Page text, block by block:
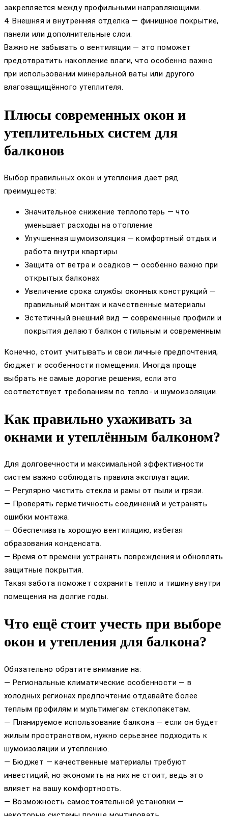
закрепляется между профильными направляющими.
4. Внешняя и внутренняя отделка — финишное покрытие,
панели или дополнительные слои.
Важно не забывать о вентиляции — это поможет
предотвратить накопление влаги, что особенно важно
при использовании минеральной ваты или другого
влагозащищённого утеплителя.
Плюсы современных окон и
утеплительных систем для
балконов
Выбор правильных окон и утепления дает ряд
преимуществ:
Значительное снижение теплопотерь — что
уменьшает расходы на отопление
Улучшенная шумоизоляция — комфортный отдых и
работа внутри квартиры
Защита от ветра и осадков — особенно важно при
открытых балконах
Увеличение срока службы оконных конструкций —
правильный монтаж и качественные материалы
Эстетичный внешний вид — современные профили и
покрытия делают балкон стильным и современным
Конечно, стоит учитывать и свои личные предпочтения,
бюджет и особенности помещения. Иногда проще
выбрать не самые дорогие решения, если это
соответствует требованиям по тепло- и шумоизоляции.
Как правильно ухаживать за
окнами и утеплённым балконом?
Для долговечности и максимальной эффективности
систем важно соблюдать правила эксплуатации:
— Регулярно чистить стекла и рамы от пыли и грязи.
— Проверять герметичность соединений и устранять
ошибки монтажа.
— Обеспечивать хорошую вентиляцию, избегая
образования конденсата.
— Время от времени устранять повреждения и обновлять
защитные покрытия.
Такая забота поможет сохранить тепло и тишину внутри
помещения на долгие годы.
Что ещё стоит учесть при выборе
окон и утепления для балкона?
Обязательно обратите внимание на:
— Региональные климатические особенности — в
холодных регионах предпочтение отдавайте более
теплым профилям и мультимегам стеклопакетам.
— Планируемое использование балкона — если он будет
жилым пространством, нужно серьезнее подходить к
шумоизоляции и утеплению.
— Бюджет — качественные материалы требуют
инвестиций, но экономить на них не стоит, ведь это
влияет на вашу комфортность.
— Возможность самостоятельной установки —